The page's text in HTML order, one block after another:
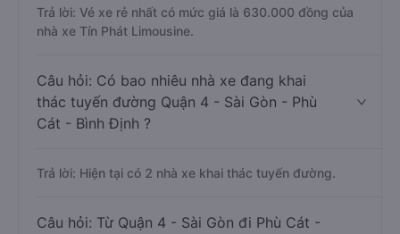
Trả lời: Vé xe rẻ nhất có mức giá là 630.000 đồng của
nhà xe Tín Phát Limousine.
Câu hỏi: Có bao nhiêu nhà xe đang khai
thác tuyến đường Quận 4 - Sài Gòn - Phù
Cát - Bình Định ?
Trả lời: Hiện tại có 2 nhà xe khai thác tuyến đường.
Câu hỏi: Từ Quận 4 - Sài Gòn đi Phù Cát -